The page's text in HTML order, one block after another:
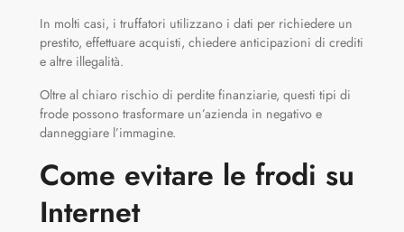
In molti casi, i truffatori utilizzano i dati per richiedere un
prestito, effettuare acquisti, chiedere anticipazioni di crediti
e altre illegalità.
Oltre al chiaro rischio di perdite finanziarie, questi tipi di
frode possono trasformare un’azienda in negativo e
danneggiare l’immagine.
Come evitare le frodi su
Internet